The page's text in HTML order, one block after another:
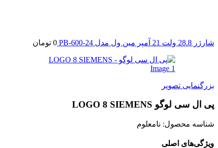
شارژر 28.8 ولت 21 آمپر مین ول مدل PB-600-24 0 تومان
بزرگنمایی تصویر
پی ال سی لوگو LOGO 8 SIEMENS
شناسه محصول: نامعلوم
ویژگی‌های اصلی